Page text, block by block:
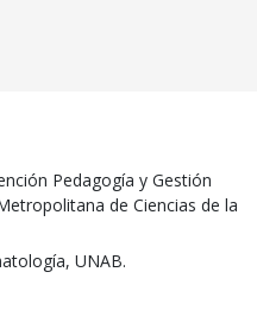
Pedagogía y Gestión
de Ciencias de la
UNAB.